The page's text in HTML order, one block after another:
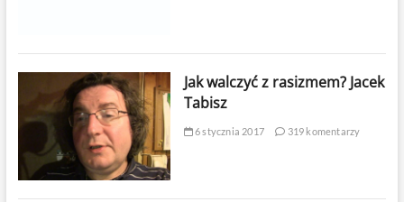
Jak walczyć z rasizmem? Jacek
Tabisz
6 stycznia 2017 319 komentarzy